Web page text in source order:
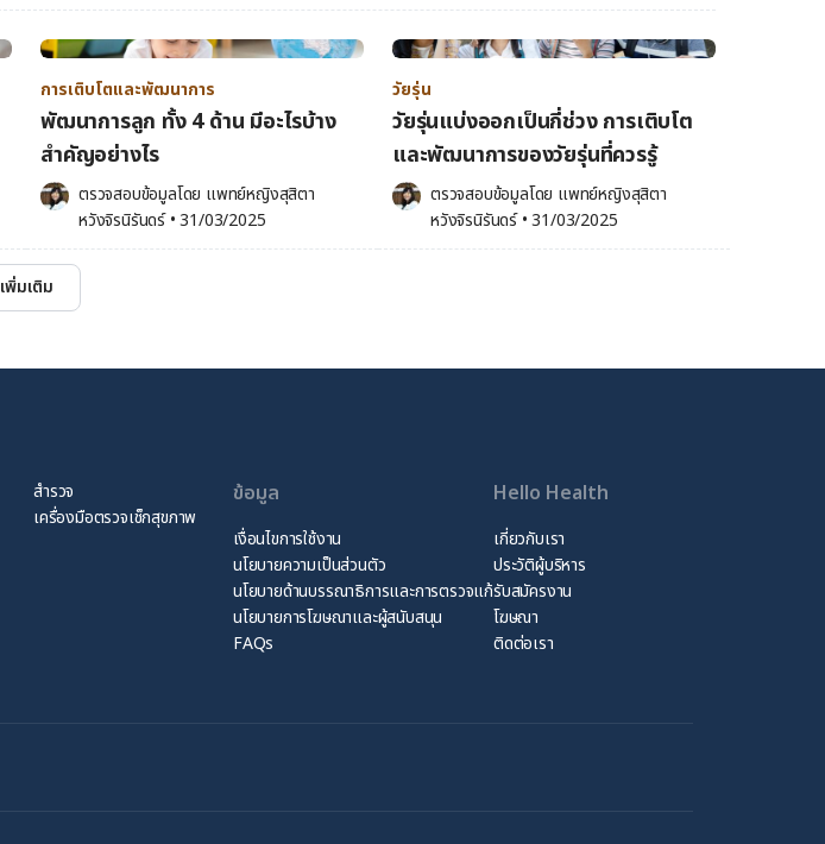
การเติบโตและพัฒนาการ
พัฒนาการลูก ทั้ง 4 ด้าน มีอะไรบ้าง
สำคัญอย่างไร
ตรวจสอบข้อมูลโดย แพทย์หญิงสุสิตา
หวังจิรนิรันดร์ • 31/03/2025
วัยรุ่น
วัยรุ่นแบ่งออกเป็นกี่ช่วง การเติบโต
และพัฒนาการของวัยรุ่นที่ควรรู้
ตรวจสอบข้อมูลโดย แพทย์หญิงสุสิตา
หวังจิรนิรันดร์ • 31/03/2025
เพิ่มเติม
สำรวจ
เครื่องมือตรวจเช็กสุขภาพ
ข้อมูล
เงื่อนไขการใช้งาน
นโยบายความเป็นส่วนตัว
นโยบายด้านบรรณาธิการและการตรวจแก้
นโยบายการโฆษณาและผู้สนับสนุน
FAQs
Hello Health
เกี่ยวกับเรา
ประวัติผู้บริหาร
รับสมัครงาน
โฆษณา
ติดต่อเรา